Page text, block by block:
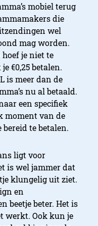
mobiel terug
die
wel
mag worden.
je niet te
€0,25 betalen.
is meer dan de
nu al betaald.
een specifiek
moment van de
te betalen.
ligt voor
is wel jammer dat
klungelig uit ziet.
en
beetje beter. Het is
werkt. Ook kun je